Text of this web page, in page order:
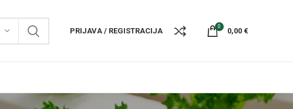
PRIJAVA / REGISTRACIJA
0
0,00 €